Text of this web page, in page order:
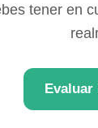
tener en
Evaluar